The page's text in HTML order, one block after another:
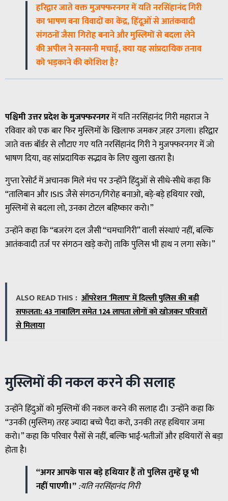
हरिद्वार जाते वक्त मुजफ्फरनगर में यति नरसिंहानंद गिरी
का भाषण बना विवादों का केंद्र, हिंदूओं से आतंकवादी
संगठनों जैसा गिरोह बनाने और मुस्लिमों से बदला लेने
की अपील ने सनसनी मचाई, क्या यह सांप्रदायिक तनाव
को भड़काने की कोशिश है?
पश्चिमी उत्तर प्रदेश के मुजफ्फरनगरमें यति नरसिंहानंद गिरी महाराज ने
रविवार को एक बार फिर मुस्लिमों के खिलाफ जमकर ज़हर उगला। हरिद्वार
जाते वक्त बॉर्डर से लौटाए गए यति नरसिंहानंद गिरी ने मुजफ्फरनगर में जो
भाषण दिया, वह सांप्रदायिक सद्भाव के लिए खुला खतरा है।
गुप्ता रेसोर्ट में अचानक मिले मंच पर उन्होंने हिंदुओं से सीधे-सीधे कहा कि
“तालिबान और ISIS जैसे संगठन/गिरोह बनाओ, बड़े-बड़े हथियार रखो,
मुस्लिमों से बदला लो, उनका टोटल बहिष्कार करो।”
उन्होंने कहा कि “बजरंग दल जैसी “चमचागिरी” वाली संस्थाएं नहीं, बल्कि
आतंकवादी तर्ज पर संगठन खड़े करो] ताकि पुलिस भी हाथ न लगा सके।”
ALSO READ THIS : ऑपरेशन 'मिलाप' में दिल्ली पुलिस की बड़ी
सफलता: 43 नाबालिग समेत 124 लापता लोगों को खोजकर परिवारों
से मिलाया
मुस्लिमों की नकल करने की सलाह
उन्होंने हिंदुओं को मुस्लिमों की नकल करने की सलाह दी। उन्होंने कहा कि
“उनकी (मुस्लिम) तरह ज्यादा बच्चे पैदा करो, उनकी तरह हथियार जमा
करो।” कहा कि परिवार पैसों से नहीं, बल्कि भाई-भतीजों और हथियारों से बड़ा
होता है।
“अगर आपके पास बड़े हथियार हैं तो पुलिस तुम्हें छू भी
नहीं पाएगी।”:यति नरसिंहानंद गिरी